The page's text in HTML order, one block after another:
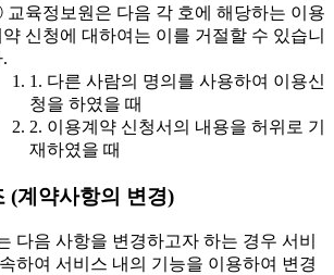
육정보원은 다음 각 호에 해당하는 이용
신청에 대하여는 이를 거절할 수 있습니
1. 다른 사람의 명의를 사용하여 이용신
청을 하였을 때
2. 이용계약 신청서의 내용을 허위로 기
재하였을 때
(계약사항의 변경)
다음 사항을 변경하고자 하는 경우 서비
하여 서비스 내의 기능을 이용하여 변경